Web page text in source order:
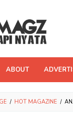
ABOUT
/ HOT MAGAZINE /